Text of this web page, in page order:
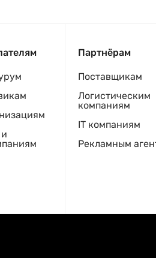
Партнёрам
Поставщикам
Логистическим
компаниям
IT компаниям
Рекламным